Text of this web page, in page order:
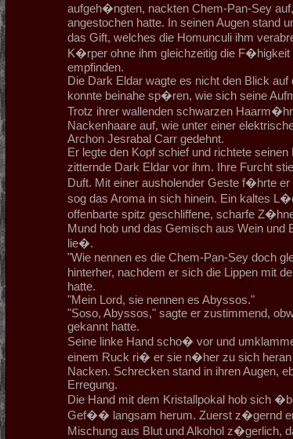
aufgeh�ngten, nackten Chem-Pan-Sey
angestochen hatte. In seinen Augen stand
das Gift, welches die Homunculi ihm
K�rper ohne ihm gleichzeitig die
empfinden.
Die Dark Eldar wagte es nicht den Blick
konnte beinahe sp�ren, wie sich seine
Trotz ihrer wallenden schwarzen
Nackenhaare auf, wie unter einer
Archon Jesrabal Carr gedehnt.
Er legte den Kopf schief und richtete
zitternde Dark Eldar vor ihm. Ihre Furcht
Duft. Mit einer ausholender Geste f�hrte er
sog das Aroma in sich hinein. Ein kaltes
offenbarte spitz geschliffene, scharfe
Mund hob und das Gemisch aus Wein und
lie�.
"Wie nennen es die Chem-Pan-Sey doch
hinterher, nachdem er sich die Lippen mit
hatte.
"Mein Lord, sie nennen es Abyssos."
"Soso, Abyssos," sagte er zustimmend,
gekannt hatte.
Seine linke Hand scho� vor und
einem Ruck ri� er sie n�her zu sich heran
Nacken. Schrecken stand in ihren Augen,
Erregung.
Die Hand mit dem Kristallpokal hob sich
Gef�� langsam herum. Zuerst z�gernd
Mischung aus Blut und Alkohol z�gerlich,